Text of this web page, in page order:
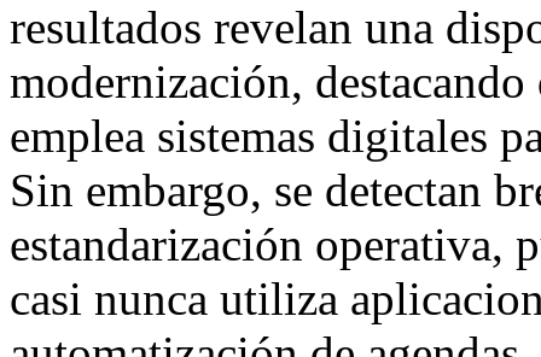
resultados revelan una
modernización,
emplea sistemas digitales
Sin embargo, se detectan
estandarización operativa,
casi nunca utiliza